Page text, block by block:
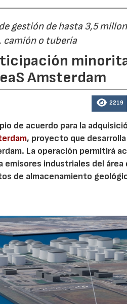
gestión de hasta 3,5
camión o tubería
Amsterdam
2219
de acuerdo para la
, proyecto que
La operación permitirá
industriales del
de almacenamiento